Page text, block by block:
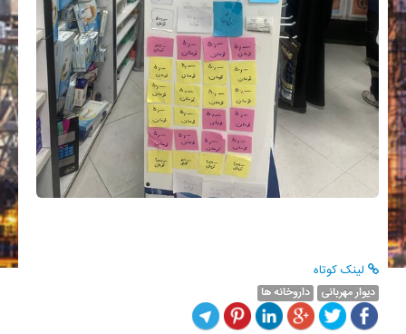
لینک کوتاه
دیوار مهربانی داروخانه ها